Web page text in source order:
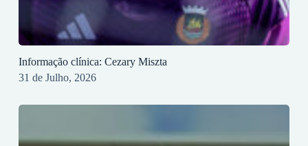
Informação clínica: Cezary Miszta
31 de Julho, 2026